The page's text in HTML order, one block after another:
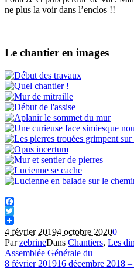
ne plus la voir dans l’enclos !!
Le chantier en images
Facebook
Twitter
4 février 20194 octobre 20200
ParzebrineDans Chantiers, Les
Assemblée Générale du
8 février 201916 décembre 2018